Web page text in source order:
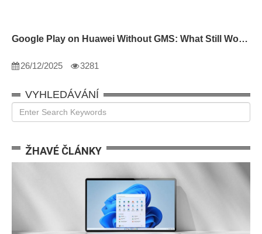
Google Play on Huawei Without GMS: What Still Works
26/12/2025 3281
VYHLEDÁVÁNÍ
ŽHAVÉ ČLÁNKY